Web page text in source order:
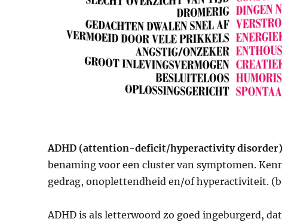
ADHD (attention-deficit/hyperactivity disorder)
benaming voor een cluster van symptomen.
gedrag, onoplettendheid en/of hyperactiviteit.
ADHD is als letterwoord zo goed ingeburgerd,